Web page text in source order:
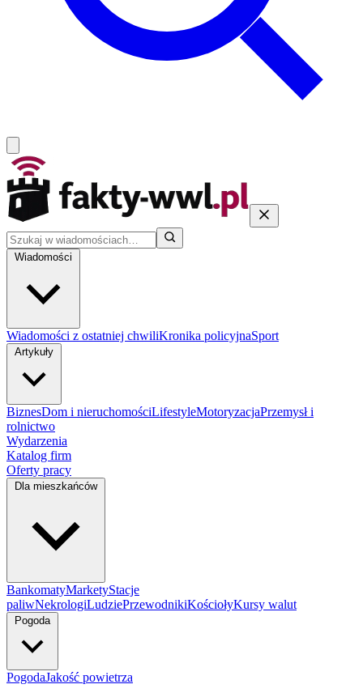
Wiadomości
Wiadomości z ostatniej chwiliKronika policyjnaSport
Artykuły
BiznesDom i nieruchomościLifestyleMotoryzacjaPrzemysł i
rolnictwo
Wydarzenia
Katalog firm
Oferty pracy
Dla mieszkańców
BankomatyMarketyStacje
paliwNekrologiLudziePrzewodnikiKościołyKursy walut
Pogoda
PogodaJakość powietrza